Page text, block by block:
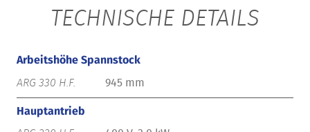
TECHNISCHE DETAILS
Arbeitshöhe Spannstock
945 mm
Hauptantrieb